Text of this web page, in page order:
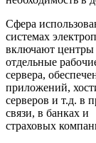
Сфера
системах
включают центры
отдельные
сервера,
приложений,
серверов и т.д. в
связи, в банках и
страховых